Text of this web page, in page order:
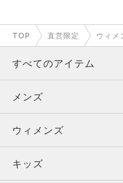
TOP 直営限定 ウィメ
すべてのアイテム
メンズ
ウィメンズ
キッズ
メンズ
トップス
ボトムス
ウィメンズ
トップス
キッズ